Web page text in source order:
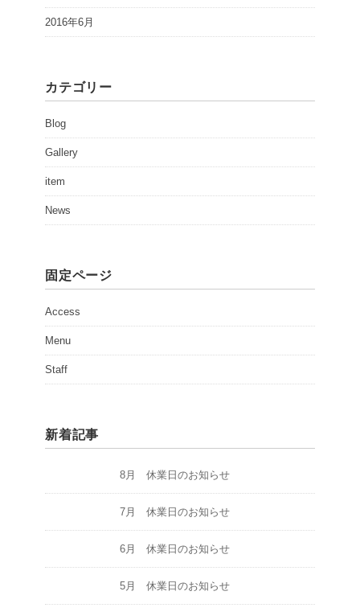
2016年6月
カテゴリー
Blog
Gallery
item
News
固定ページ
Access
Menu
Staff
新着記事
8月 休業日のお知らせ
7月 休業日のお知らせ
6月 休業日のお知らせ
5月 休業日のお知らせ